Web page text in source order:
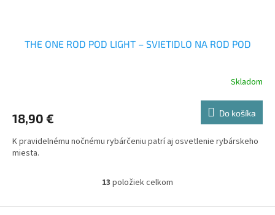
THE ONE ROD POD LIGHT – SVIETIDLO NA ROD POD
Skladom
18,90 € Do košíka
K pravidelnému nočnému rybárčeniu patrí aj osvetlenie rybárskeho
miesta.
O
l
13 položiek celkom